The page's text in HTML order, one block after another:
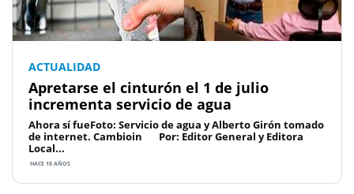
ACTUALIDAD
Apretarse el cinturón el 1 de julio
incrementa servicio de agua
Ahora sí fueFoto: Servicio de agua y Alberto Girón tomado
de internet. Cambioin Por: Editor General y Editora
Local...
HACE 10 AÑOS